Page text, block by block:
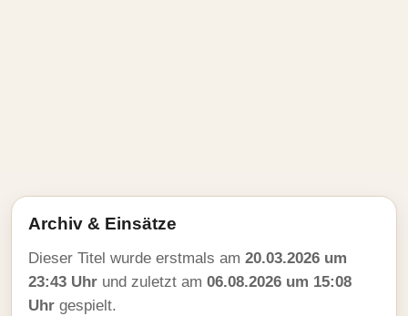
Archiv & Einsätze
Dieser Titel wurde erstmals am 20.03.2026 um
23:43 Uhr und zuletzt am 06.08.2026 um 15:08
Uhr gespielt.